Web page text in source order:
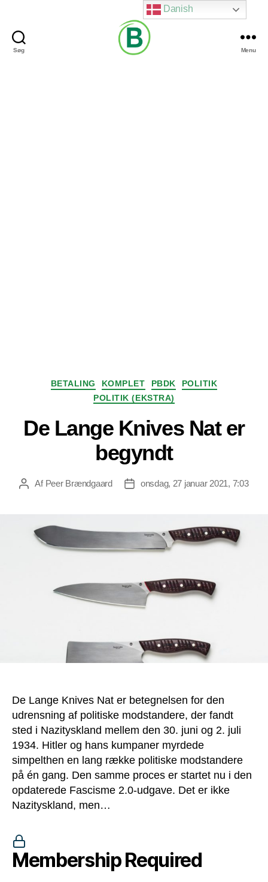
Søg Menu
Kategorier
BETALING KOMPLET PBDK
POLITIK
POLITIK (EKSTRA)
De Lange Knives Nat er
begyndt
Indlægsforfatter
Af Peer Brændgaard Indlægsdato
onsdag, 27 januar 2021, 7:03
De Lange Knives Nat er betegnelsen for den
udrensning af politiske modstandere, der fandt
sted i Nazityskland mellem den 30. juni og 2. juli
1934. Hitler og hans kumpaner myrdede
simpelthen en lang række politiske modstandere
på én gang. Den samme proces er startet nu i den
opdaterede Fascisme 2.0-udgave. Det er ikke
Nazityskland, men…
Membership Required
Danish